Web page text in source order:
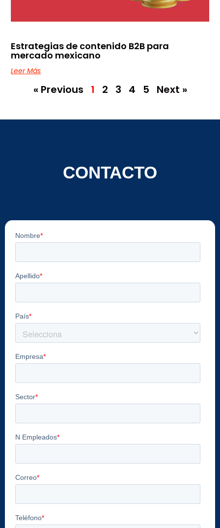
Estrategias de contenido B2B para
mercado mexicano
Leer Más
« Previous 1 2 3 4 5 Next »
CONTACTO